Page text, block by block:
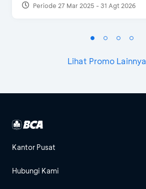
Periode 27 Mar 2025 - 31 Agt 2026
Lihat Promo Lainnya
Kantor Pusat
Hubungi Kami